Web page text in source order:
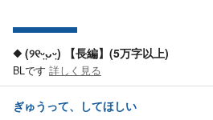
◆ (୨୧ᵕ̤ᴗᵕ̤) 【長編】(5万字以上)
BLです 詳しく見る
ぎゅうって、してほしい